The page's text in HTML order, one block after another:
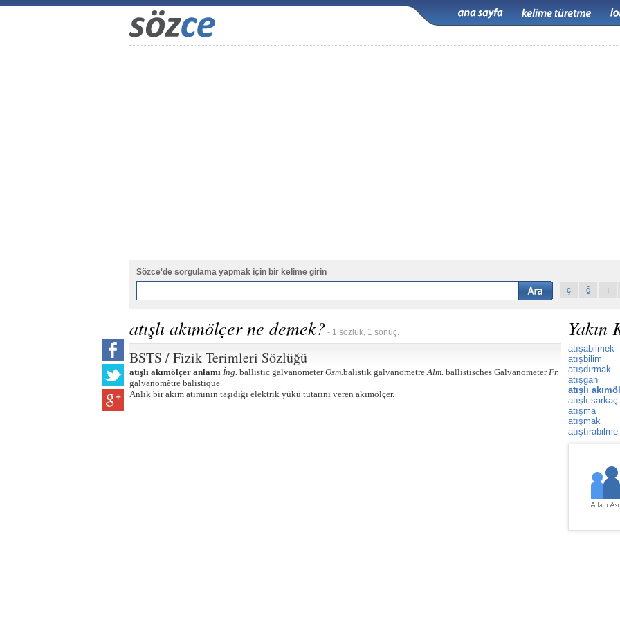
Sözce'de sorgulama yapmak için bir kelime girin
ç
ğ ı
atışlı akımölçer ne demek? - 1 sözlük, 1 sonuç.
BSTS / Fizik Terimleri Sözlüğü
atışlı akımölçer anlamı İng. ballistic galvanometerOsm.balistik galvanometreAlm. ballistisches GalvanometerFr.
galvanomètre balistique
Anlık bir akım atımının taşıdığı elektrik yükü tutarını veren akımölçer.
Yakın
atışabilmek
atışbilim
atışdırmak
atışgan
atışlı
atışlı sarkaç
atışma
atışmak
atıştırabilme